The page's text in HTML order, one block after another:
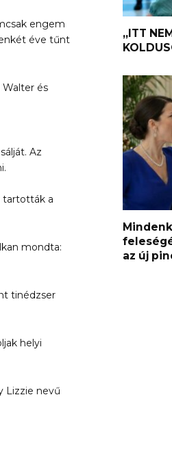
engem
éve tűnt
és
Az
tartották a
mondta:
tinédzser
helyi
Lizzie nevű
„ITT
az új